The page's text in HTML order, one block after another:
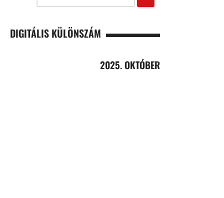
DIGITÁLIS KÜLÖNSZÁM
2025. OKTÓBER